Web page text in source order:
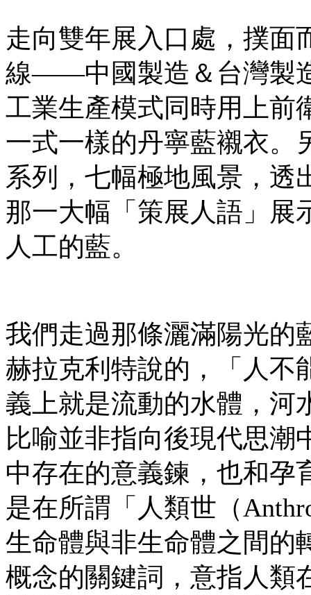
走向雙年展入口處，撲面
線——中國製造＆台灣製
工業生產模式同時用上前
一式一樣的丹寧藍襯衣。
系列，七幅極地風景，透
那一大幅「策展人語」展
人工的藍。
我們走過那條灑滿陽光的
赫拉克利特說的，「人不
義上就是流動的水體，河
比喻並非指向後現代思潮
中存在的意義鍊，也和孕
是在所謂「人類世（
生命體與非生命體之間的
概念的關鍵詞，意指人類